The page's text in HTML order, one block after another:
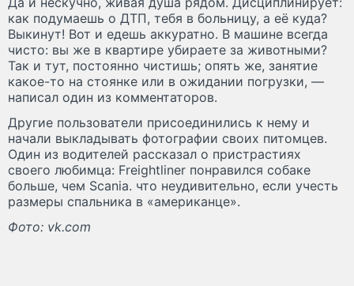
как подумаешь о ДТП, тебя в больницу, а её куда?
Выкинут! Вот и едешь аккуратно. В машине всегда
чисто: вы же в квартире убираете за животными?
Так и тут, постоянно чистишь; опять же, занятие
какое-то на стоянке или в ожидании погрузки, —
написал один из комментаторов.
Другие пользователи присоединились к нему и
начали выкладывать фотографии своих питомцев.
Один из водителей рассказал о пристрастиях
своего любимца: Freightliner понравился собаке
больше, чем Scania. что неудивительно, если учесть
размеры спальника в «американце».
Фото: vk.com